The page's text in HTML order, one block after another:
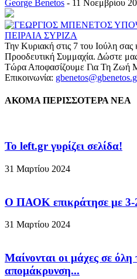
George Benetos - 11 Νοεμβρίου
Την Κυριακή στις 7 του Ιούλη
Προοδευτική Συμμαχία. Δώστε
Τώρα Αποφασίζουμε Για Τη Ζωή
Επικοινωνία:
ΑΚΟΜΑ ΠΕΡΙΣΣΟΤΕΡΑ ΝΕΑ
To left.gr γυρίζει σελίδα!
31 Μαρτίου 2024
Ο ΠΑΟΚ επικράτησε με 3-
31 Μαρτίου 2024
Μαίνονται οι μάχες σε
απομάκρυνση...